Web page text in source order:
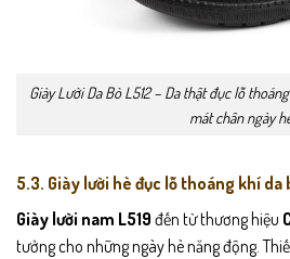
Giày Lười Da Bò L512 – Da thật đục lỗ
mát chân ngày
5.3. Giày lười hè đục lỗ thoáng khí da
Giày lười nam L519 đến từ thương hiệu
tưởng cho những ngày hè năng động.